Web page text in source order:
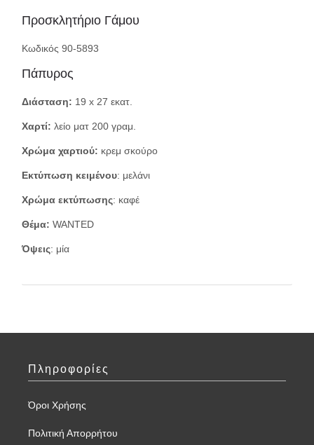
Προσκλητήριο Γάμου
Κωδικός 90-5893
Πάπυρος
Διάσταση: 19 x 27 εκατ.
Χαρτί: λείο ματ 200 γραμ.
Χρώμα χαρτιού: κρεμ σκούρο
Εκτύπωση κειμένου: μελάνι
Χρώμα εκτύπωσης: καφέ
Θέμα: WANTED
Όψεις: μία
Πληροφορίες
Όροι Χρήσης
Πολιτική Απορρήτου